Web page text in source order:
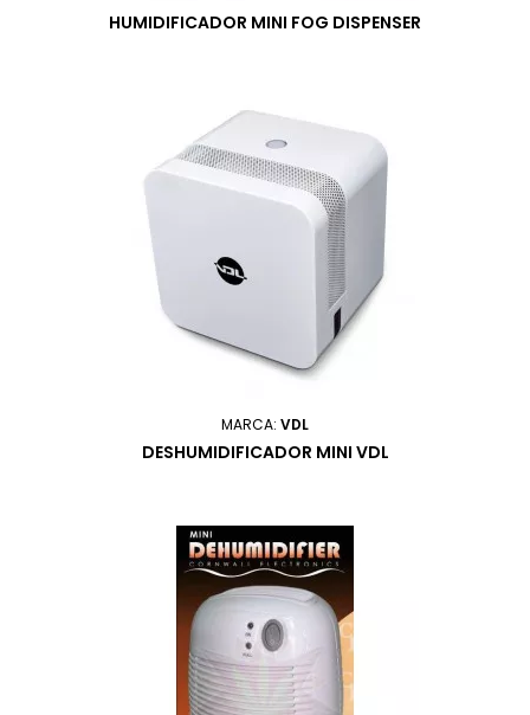
HUMIDIFICADOR MINI FOG DISPENSER
MARCA: VDL
DESHUMIDIFICADOR MINI VDL